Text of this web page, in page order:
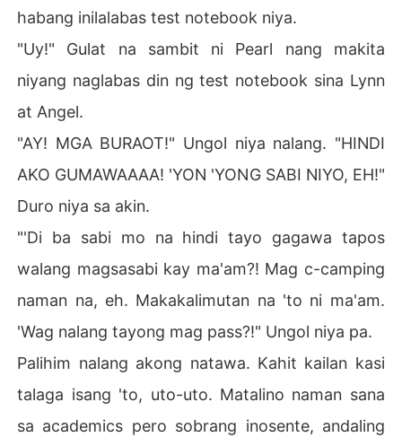
habang inilalabas test notebook niya.
"Uy!" Gulat na sambit ni Pearl nang makita
niyang naglabas din ng test notebook sina Lynn
at Angel.
"AY! MGA BURAOT!" Ungol niya nalang. "HINDI
AKO GUMAWAAAA! 'YON 'YONG SABI NIYO, EH!"
Duro niya sa akin.
"'Di ba sabi mo na hindi tayo gagawa tapos
walang magsasabi kay ma'am?! Mag c-camping
naman na, eh. Makakalimutan na 'to ni ma'am.
'Wag nalang tayong mag pass?!" Ungol niya pa.
Palihim nalang akong natawa. Kahit kailan kasi
talaga isang 'to, uto-uto. Matalino naman sana
sa academics pero sobrang inosente, andaling